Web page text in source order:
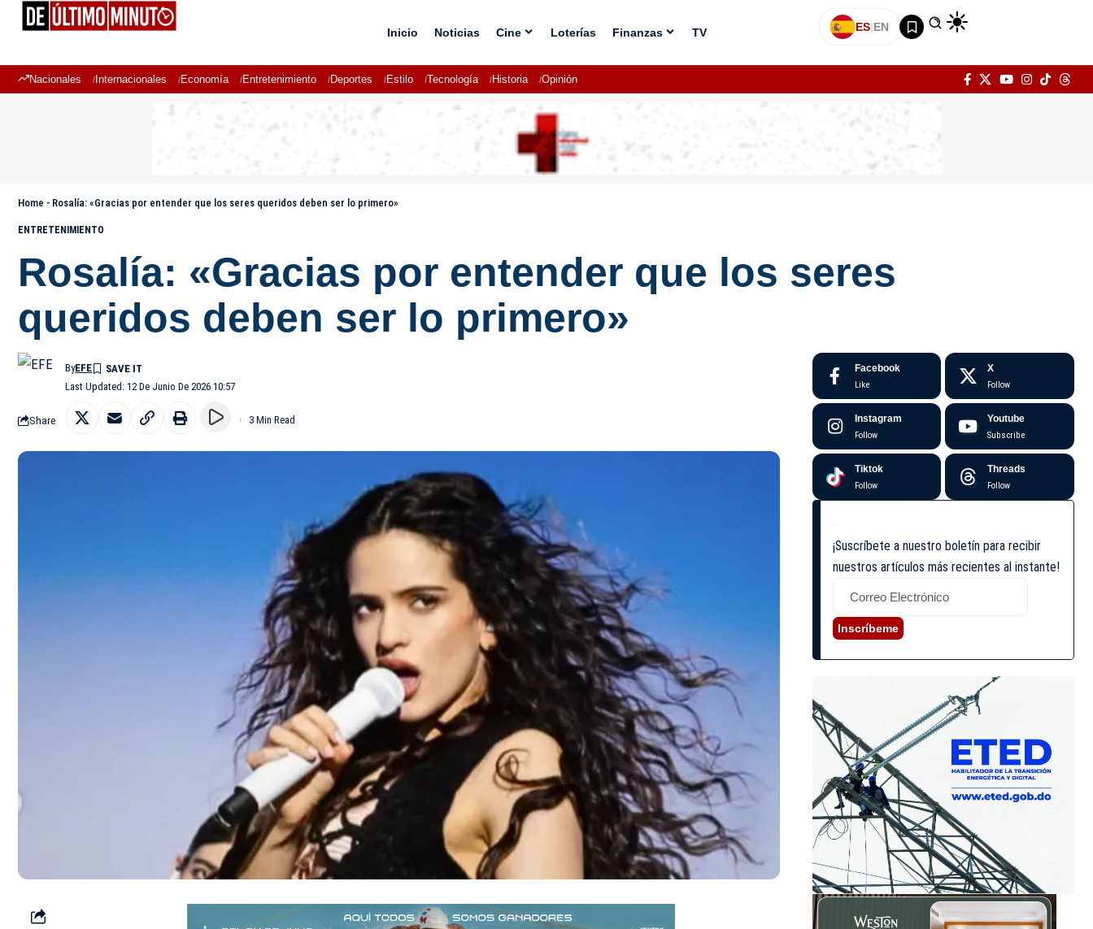
Inicio Noticias Cine Loterías Finanzas TV ES|EN
Nacionales Internacionales Economía Entretenimiento Deportes Estilo Tecnología Historia Opinión
Home - Rosalía: «Gracias por entender que los seres queridos deben ser lo primero»
ENTRETENIMIENTO
Rosalía: «Gracias por entender que los seres
queridos deben ser lo primero»
Last Updated: 12 De Junio De 2026 10:57
ByEFE
Share 3 Min Read
Facebook
Like
X
Follow
Instagram
Follow
Youtube
Subscribe
Tiktok
Follow
Threads
Follow
¡Suscríbete a nuestro boletín para recibir
nuestros artículos más recientes al instante!
Inscríbeme